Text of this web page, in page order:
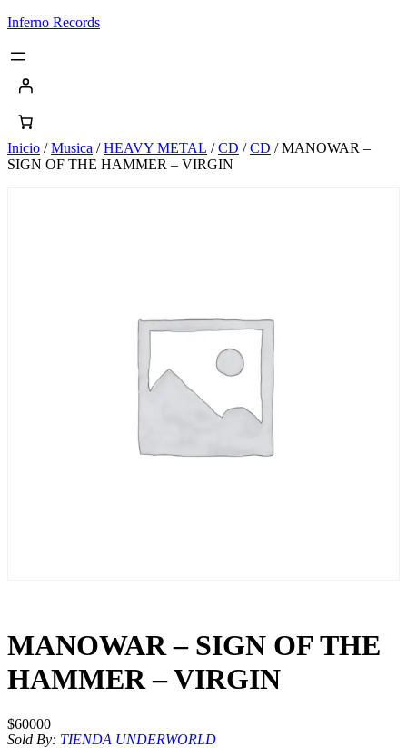
Saltar
contenido
Inferno Records
Inicio /Musica /HEAVY METAL /CD /CD / MANOWAR –
SIGN OF THE HAMMER – VIRGIN
MANOWAR – SIGN OF THE
HAMMER – VIRGIN
$60000
Sold By: TIENDA UNDERWORLD